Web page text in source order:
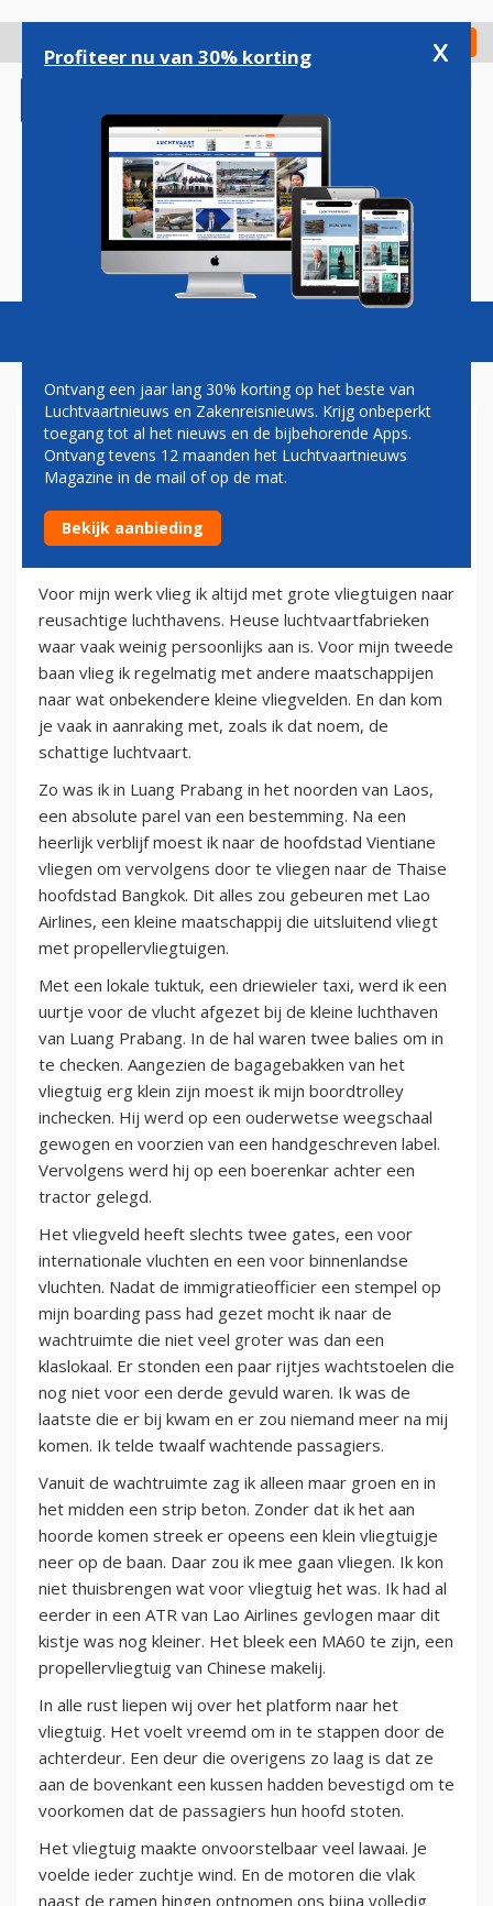
gaan
Check in
Magazine Podcasts Vacatures
DIEDERIK SWART: SCHATTIGE
LUCHTVAART
22 juni 2011
Voor mijn werk vlieg ik altijd met grote vliegtuigen naar
reusachtige luchthavens. Heuse luchtvaartfabrieken
waar vaak weinig persoonlijks aan is. Voor mijn tweede
baan vlieg ik regelmatig met andere maatschappijen
naar wat onbekendere kleine vliegvelden. En dan kom
je vaak in aanraking met, zoals ik dat noem, de
schattige luchtvaart.
Zo was ik in Luang Prabang in het noorden van Laos,
een absolute parel van een bestemming. Na een
heerlijk verblijf moest ik naar de hoofdstad Vientiane
vliegen om vervolgens door te vliegen naar de Thaise
hoofdstad Bangkok. Dit alles zou gebeuren met Lao
Airlines, een kleine maatschappij die uitsluitend vliegt
met propellervliegtuigen.
Met een lokale tuktuk, een driewieler taxi, werd ik een
uurtje voor de vlucht afgezet bij de kleine luchthaven
van Luang Prabang. In de hal waren twee balies om in
te checken. Aangezien de bagagebakken van het
vliegtuig erg klein zijn moest ik mijn boordtrolley
inchecken. Hij werd op een ouderwetse weegschaal
gewogen en voorzien van een handgeschreven label.
Vervolgens werd hij op een boerenkar achter een
tractor gelegd.
Het vliegveld heeft slechts twee gates, een voor
internationale vluchten en een voor binnenlandse
vluchten. Nadat de immigratieofficier een stempel op
mijn boarding pass had gezet mocht ik naar de
wachtruimte die niet veel groter was dan een
klaslokaal. Er stonden een paar rijtjes wachtstoelen die
nog niet voor een derde gevuld waren. Ik was de
laatste die er bij kwam en er zou niemand meer na mij
komen. Ik telde twaalf wachtende passagiers.
Vanuit de wachtruimte zag ik alleen maar groen en in
het midden een strip beton. Zonder dat ik het aan
hoorde komen streek er opeens een klein vliegtuigje
neer op de baan. Daar zou ik mee gaan vliegen. Ik kon
niet thuisbrengen wat voor vliegtuig het was. Ik had al
eerder in een ATR van Lao Airlines gevlogen maar dit
kistje was nog kleiner. Het bleek een MA60 te zijn, een
propellervliegtuig van Chinese makelij.
In alle rust liepen wij over het platform naar het
vliegtuig. Het voelt vreemd om in te stappen door de
achterdeur. Een deur die overigens zo laag is dat ze
aan de bovenkant een kussen hadden bevestigd om te
voorkomen dat de passagiers hun hoofd stoten.
Het vliegtuig maakte onvoorstelbaar veel lawaai. Je
voelde ieder zuchtje wind. En de motoren die vlak
naast de ramen hingen ontnomen ons bijna volledig
Profiteer nu van 30% korting x
Ontvang een jaar lang 30% korting op het beste van
Luchtvaartnieuws en Zakenreisnieuws. Krijg onbeperkt
toegang tot al het nieuws en de bijbehorende Apps.
Ontvang tevens 12 maanden het Luchtvaartnieuws
Magazine in de mail of op de mat.
Bekijk aanbieding